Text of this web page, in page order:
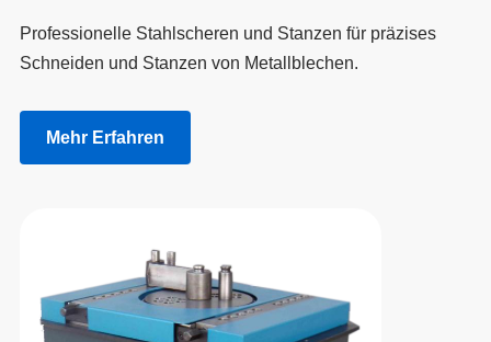
Professionelle Stahlscheren und Stanzen für präzises
Schneiden und Stanzen von Metallblechen.
Mehr Erfahren